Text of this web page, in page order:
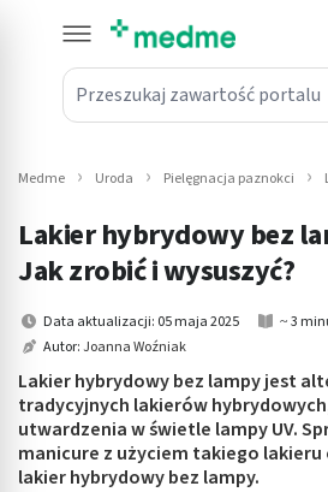
Przeszukaj zawartość portalu
submenu: Leki na receptę
submenu: Mama i dziecko
submenu: Kosmetyki
submenu: Higiena
submenu: Sprzęt medyczny
submenu: Intymne
Medme Uroda Pielęgnacja paznokci
Lakier hybrydowy bez
Jak zrobić i wysuszyć?
Data aktualizacji: 05 maja 2025
~ 3
Autor:Joanna Woźniak
Lakier hybrydowy bez lampy jest
tradycyjnych lakierów
utwardzenia w świetle lampy UV.
manicure z użyciem takiego lakieru
lakier hybrydowy bez lampy.